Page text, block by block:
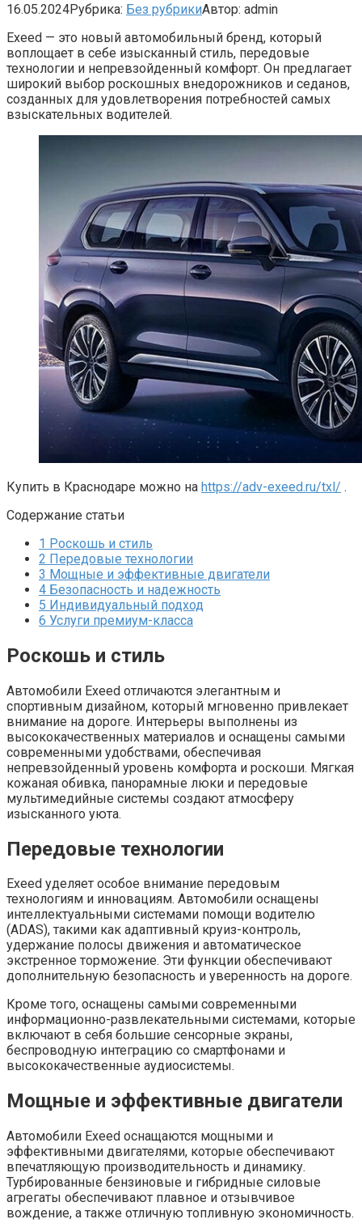
16.05.2024Рубрика: Без рубрикиАвтор: admin
Exeed — это новый автомобильный бренд, который
воплощает в себе изысканный стиль, передовые
технологии и непревзойденный комфорт. Он предлагает
широкий выбор роскошных внедорожников и седанов,
созданных для удовлетворения потребностей самых
взыскательных водителей.
Купить в Краснодаре можно на https://adv-exeed.ru/txl/ .
Содержание статьи
1 Роскошь и стиль
2 Передовые технологии
3 Мощные и эффективные двигатели
4 Безопасность и надежность
5 Индивидуальный подход
6 Услуги премиум-класса
Роскошь и стиль
Автомобили Exeed отличаются элегантным и
спортивным дизайном, который мгновенно привлекает
внимание на дороге. Интерьеры выполнены из
высококачественных материалов и оснащены самыми
современными удобствами, обеспечивая
непревзойденный уровень комфорта и роскоши. Мягкая
кожаная обивка, панорамные люки и передовые
мультимедийные системы создают атмосферу
изысканного уюта.
Передовые технологии
Exeed уделяет особое внимание передовым
технологиям и инновациям. Автомобили оснащены
интеллектуальными системами помощи водителю
(ADAS), такими как адаптивный круиз-контроль,
удержание полосы движения и автоматическое
экстренное торможение. Эти функции обеспечивают
дополнительную безопасность и уверенность на дороге.
Кроме того, оснащены самыми современными
информационно-развлекательными системами, которые
включают в себя большие сенсорные экраны,
беспроводную интеграцию со смартфонами и
высококачественные аудиосистемы.
Мощные и эффективные двигатели
Автомобили Exeed оснащаются мощными и
эффективными двигателями, которые обеспечивают
впечатляющую производительность и динамику.
Турбированные бензиновые и гибридные силовые
агрегаты обеспечивают плавное и отзывчивое
вождение, а также отличную топливную экономичность.